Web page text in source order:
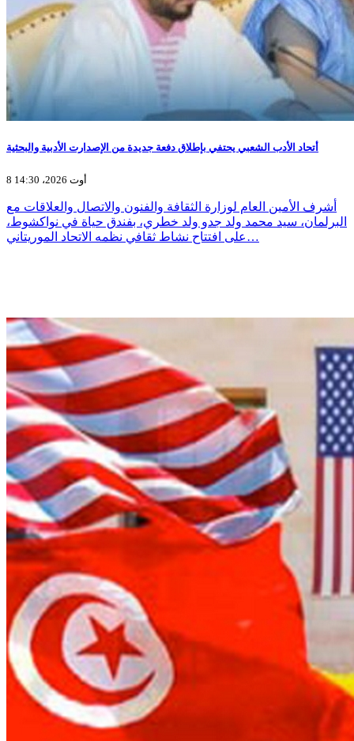
أتحاد الأدب الشعبي يحتفي بإطلاق دفعة جديدة من الإصدارت الأدبية والبحثية
8 أوت 2026، 14:30
أشرف الأمين العام لوزارة الثقافة والفنون والاتصال والعلاقات مع
البرلمان، سيد محمد ولد جدو ولد خطري، بفندق حياة في نواكشوط،
على افتتاح نشاط ثقافي نظمه الاتحاد الموريتاني…